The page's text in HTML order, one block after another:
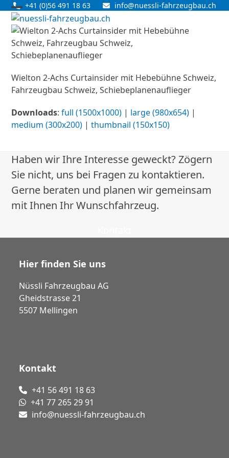
Skip
content
+41 (0)56 491 18 63 info@nuessli-fahrzeugbau.ch
Open
mobile
menu
Close
mobile
menu
Wielton 2-Achs Curtainsider mit Hebebühne Schweiz,
Fahrzeugbau Schweiz, Schiebeplanenauflieger
Downloads:full (1500x1000) | large (980x654) |
medium (300x200) |thumbnail (150x150)
Haben wir Ihre Interesse geweckt? Zögern
Sie nicht, uns bei Fragen zu kontaktieren.
Gerne beraten und planen wir gemeinsam
mit Ihnen Ihr Wunschfahrzeug.
Hier finden Sie uns
Nüssli Fahrzeugbau AG
Gheidstrasse 21
5507 Mellingen
Kontakt
+41 56 491 18 63
+41 77 265 29 91
info@nuessli-fahrzeugbau.ch